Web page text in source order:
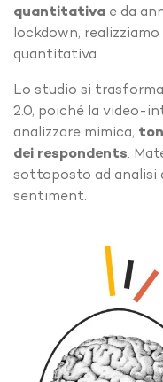
quantitativa e da
lockdown,
quantitativa.
Lo studio si
2.0, poiché la video-
analizzare mimica,
dei respondents.
sottoposto ad analisi
sentiment.